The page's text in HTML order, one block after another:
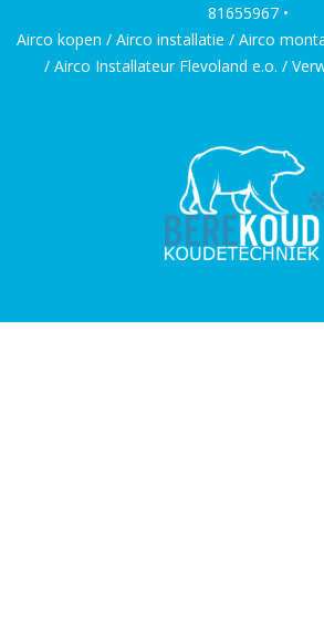
81655967 •
Airco kopen / Airco installatie / Airco
/ Airco Installateur Flevoland e.o. /